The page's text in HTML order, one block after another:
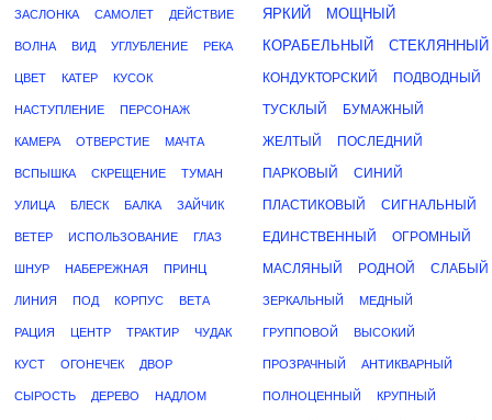
ЗАСЛОНКА САМОЛЕТ ДЕЙСТВИЕ
ВОЛНА ВИД УГЛУБЛЕНИЕ РЕКА
ЦВЕТ КАТЕР КУСОК
НАСТУПЛЕНИЕ ПЕРСОНАЖ
КАМЕРА ОТВЕРСТИЕ МАЧТА
ВСПЫШКА СКРЕЩЕНИЕ ТУМАН
УЛИЦА БЛЕСК БАЛКА ЗАЙЧИК
ВЕТЕР ИСПОЛЬЗОВАНИЕ ГЛАЗ
ШНУР НАБЕРЕЖНАЯ ПРИНЦ
ЛИНИЯ ПОД КОРПУС ВЕТА
РАЦИЯ ЦЕНТР ТРАКТИР ЧУДАК
КУСТ ОГОНЕЧЕК ДВОР
СЫРОСТЬ ДЕРЕВО НАДЛОМ
ЯРКИЙ
МОЩНЫЙ
КОРАБЕЛЬНЫЙ
СТЕКЛЯННЫЙ
КОНДУКТОРСКИЙ ПОДВОДНЫЙ
ТУСКЛЫЙ БУМАЖНЫЙ
ЖЕЛТЫЙ ПОСЛЕДНИЙ
ПАРКОВЫЙ СИНИЙ
ПЛАСТИКОВЫЙ СИГНАЛЬНЫЙ
ЕДИНСТВЕННЫЙ ОГРОМНЫЙ
МАСЛЯНЫЙ РОДНОЙ СЛАБЫЙ
ЗЕРКАЛЬНЫЙ МЕДНЫЙ
ГРУППОВОЙ ВЫСОКИЙ
ПРОЗРАЧНЫЙ АНТИКВАРНЫЙ
ПОЛНОЦЕННЫЙ КРУПНЫЙ